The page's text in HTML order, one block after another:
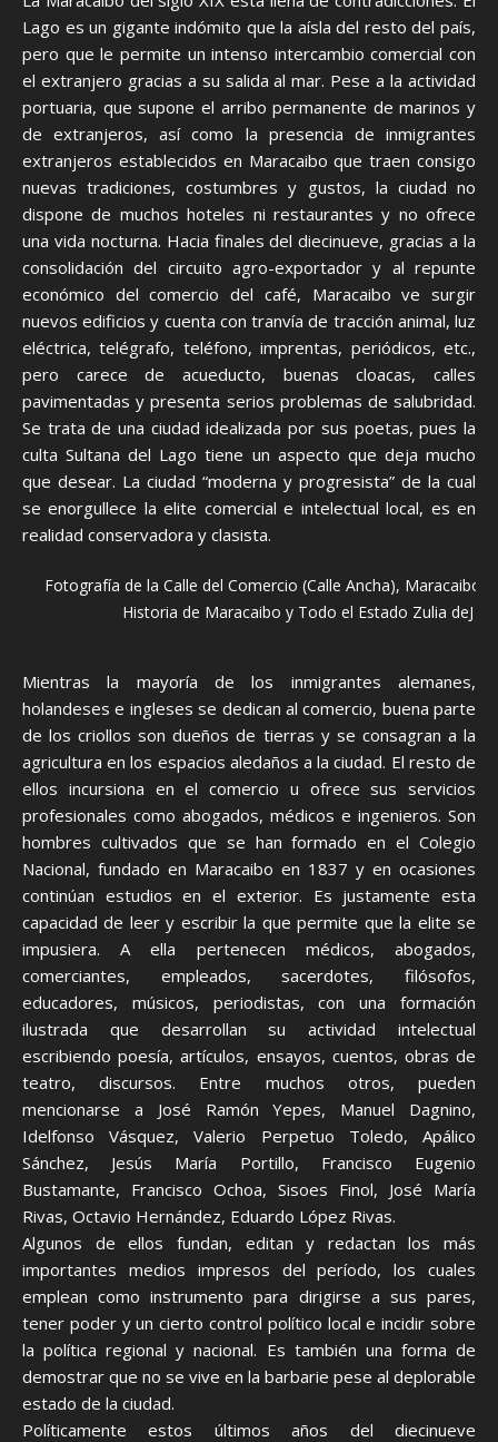
Lago es un gigante indómito que la aísla del resto del país,
pero que le permite un intenso intercambio comercial con
el extranjero gracias a su salida al mar. Pese a la actividad
portuaria, que supone el arribo permanente de marinos y
de extranjeros, así como la presencia de inmigrantes
extranjeros establecidos en Maracaibo que traen consigo
nuevas tradiciones, costumbres y gustos, la ciudad no
dispone de muchos hoteles ni restaurantes y no ofrece
una vida nocturna. Hacia finales del diecinueve, gracias a la
consolidación del circuito agro-exportador y al repunte
económico del comercio del café, Maracaibo ve surgir
nuevos edificios y cuenta con tranvía de tracción animal, luz
eléctrica, telégrafo, teléfono, imprentas, periódicos, etc.,
pero carece de acueducto, buenas cloacas, calles
pavimentadas y presenta serios problemas de salubridad.
Se trata de una ciudad idealizada por sus poetas, pues la
culta Sultana del Lago tiene un aspecto que deja mucho
que desear. La ciudad “moderna y progresista” de la cual
se enorgullece la elite comercial e intelectual local, es en
realidad conservadora y clasista.
Fotografía de la Calle del Comercio (Calle Ancha), Maracaibo
Historia de Maracaibo y Todo el Estado Zulia deJ
Mientras la mayoría de los inmigrantes alemanes,
holandeses e ingleses se dedican al comercio, buena parte
de los criollos son dueños de tierras y se consagran a la
agricultura en los espacios aledaños a la ciudad. El resto de
ellos incursiona en el comercio u ofrece sus servicios
profesionales como abogados, médicos e ingenieros. Son
hombres cultivados que se han formado en el Colegio
Nacional, fundado en Maracaibo en 1837 y en ocasiones
continúan estudios en el exterior. Es justamente esta
capacidad de leer y escribir la que permite que la elite se
impusiera. A ella pertenecen médicos, abogados,
comerciantes, empleados, sacerdotes, filósofos,
educadores, músicos, periodistas, con una formación
ilustrada que desarrollan su actividad intelectual
escribiendo poesía, artículos, ensayos, cuentos, obras de
teatro, discursos. Entre muchos otros, pueden
mencionarse a José Ramón Yepes, Manuel Dagnino,
Idelfonso Vásquez, Valerio Perpetuo Toledo, Apálico
Sánchez, Jesús María Portillo, Francisco Eugenio
Bustamante, Francisco Ochoa, Sisoes Finol, José María
Rivas, Octavio Hernández, Eduardo López Rivas.
Algunos de ellos fundan, editan y redactan los más
importantes medios impresos del período, los cuales
emplean como instrumento para dirigirse a sus pares,
tener poder y un cierto control político local e incidir sobre
la política regional y nacional. Es también una forma de
demostrar que no se vive en la barbarie pese al deplorable
estado de la ciudad.
Políticamente estos últimos años del diecinueve